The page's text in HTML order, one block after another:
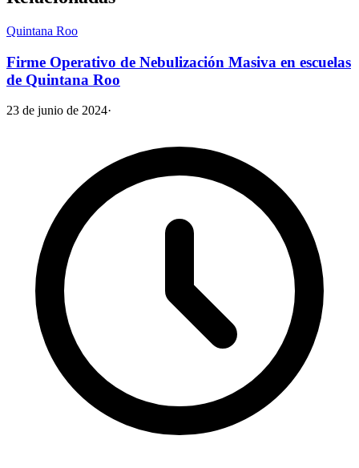
Quintana Roo
Firme Operativo de Nebulización Masiva en escuelas
de Quintana Roo
23 de junio de 2024·